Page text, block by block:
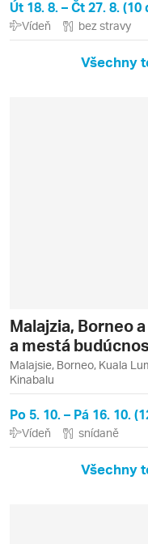
Út 18. 8. – Čt 27. 8. (10
Vídeň bez stravy
Všechny
Malajzia, Borneo
a mestá
Malajsie, Borneo, Kuala
Kinabalu
Po 5. 10. – Pá 16. 10.
Vídeň snídaně
Všechny